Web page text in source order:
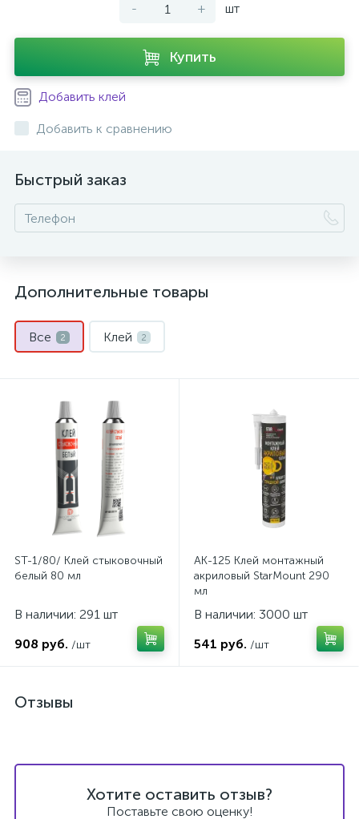
- + шт
Купить
Добавить клей
Добавить к сравнению
Быстрый заказ
Дополнительные товары
Все 2 Клей 2
ST-1/80/ Клей стыковочный
белый 80 мл
В наличии: 291 шт
908 руб. /шт
AK-125 Клей монтажный
акриловый StarMount 290
мл
В наличии: 3000 шт
541 руб. /шт
Отзывы
Хотите оставить отзыв?
Поставьте свою оценку!